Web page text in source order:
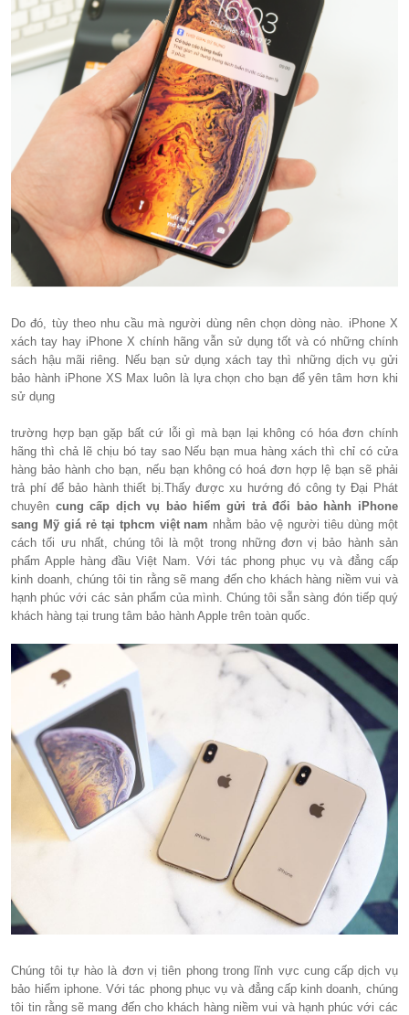
Do đó, tùy theo nhu cầu mà người dùng nên chọn dòng nào. iPhone X
xách tay hay iPhone X chính hãng vẫn sử dụng tốt và có những chính
sách hậu mãi riêng. Nếu bạn sử dụng xách tay thì những dịch vụ gửi
bảo hành iPhone XS Max luôn là lựa chọn cho bạn để yên tâm hơn khi
sử dụng
trường hợp bạn gặp bất cứ lỗi gì mà bạn lại không có hóa đơn chính
hãng thì chả lẽ chịu bó tay sao Nếu bạn mua hàng xách thì chỉ có cửa
hàng bảo hành cho bạn, nếu bạn không có hoá đơn hợp lệ bạn sẽ phải
trả phí để bảo hành thiết bị.Thấy được xu hướng đó công ty Đại Phát
chuyên cung cấp dịch vụ bảo hiểm gửi trả đổi bảo hành iPhone
sang Mỹ giá rẻ tại tphcm việt nam nhằm bảo vệ người tiêu dùng một
cách tối ưu nhất, chúng tôi là một trong những đơn vị bảo hành sản
phẩm Apple hàng đầu Việt Nam. Với tác phong phục vụ và đẳng cấp
kinh doanh, chúng tôi tin rằng sẽ mang đến cho khách hàng niềm vui và
hạnh phúc với các sản phẩm của mình. Chúng tôi sẵn sàng đón tiếp quý
khách hàng tại trung tâm bảo hành Apple trên toàn quốc.
Chúng tôi tự hào là đơn vị tiên phong trong lĩnh vực cung cấp dịch vụ
bảo hiểm iphone. Với tác phong phục vụ và đẳng cấp kinh doanh, chúng
tôi tin rằng sẽ mang đến cho khách hàng niềm vui và hạnh phúc với các